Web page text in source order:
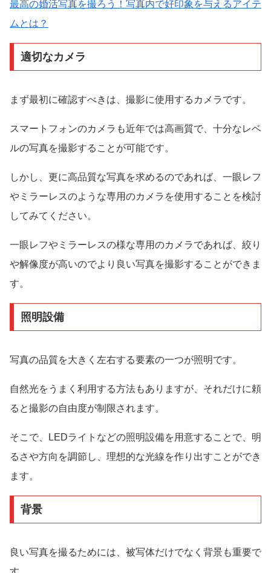
最高の婚活写真を撮ろう！写真内で好印象を与えるアイテ
ムとは？
適切なカメラ
まず最初に確認すべきは、撮影に使用するカメラです。
スマートフォンのカメラも近年では高画質で、十分なレベ
ルの写真を撮影することが可能です。
しかし、更に高品質な写真を求めるのであれば、一眼レフ
やミラーレスのような専用のカメラを使用することを検討
してみてください。
一眼レフやミラーレスの様な専用のカメラであれば、絞り
や解像度が高いのでより良い写真を撮影することができま
す。
照明設備
写真の品質を大きく左右する要素の一つが照明です。
自然光をうまく利用する方法もありますが、それだけに頼
ると撮影の自由度が制限されます。
そこで、LEDライトなどの照明設備を用意することで、明
るさや方向を調節し、理想的な光線を作り出すことができ
ます。
背景
良い写真を撮るためには、被写体だけでなく背景も重要で